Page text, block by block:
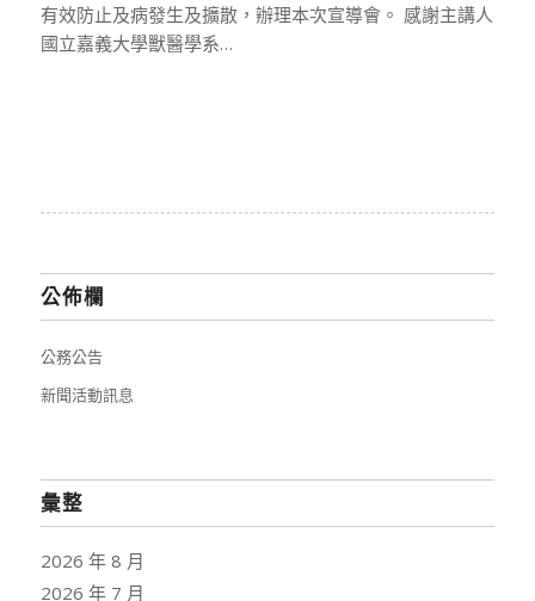
有效防止及病發生及擴散，辦理本次宣導會。 感謝主講人
國立嘉義大學獸醫學系…
公佈欄
公務公告
新聞活動訊息
彙整
2026 年 8 月
2026 年 7 月